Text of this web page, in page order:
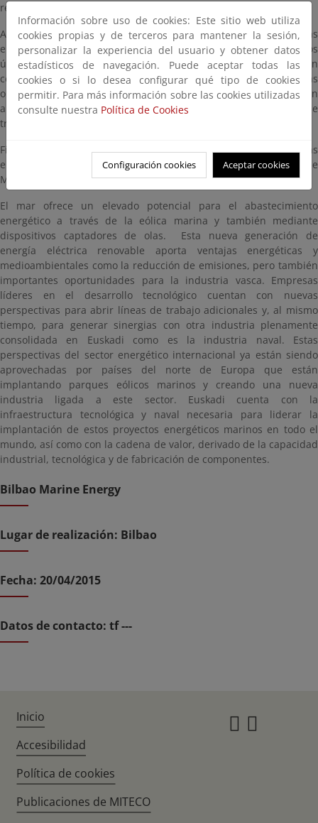
renovables marinas.
Acercándonos al final de la semana, el congreso se centrará en las
energías oceánicas con una primera sesión para dar a conocer los
últimos avances en turbinas de corrientes marinas y otra sesión
centrada en dispositivos de aprovechamiento de la energía de las
olas. Tras estas dos sesiones técnicas, el debate se centrará en
abordar aspectos tecnológicos, de reducción de costes y de
tramitación de permisos.
Finalmente la semana termina con una serie de visitas técnicas
entre las que destaca la de la planta de energía de las olas de
Mutriku y bimep.
El mar ofrece un elevado potencial para el abastecimiento
energético a través de la eólica marina y también mediante
dispositivos captadores de olas. Esta nueva generación de
energía eléctrica renovable aporta ventajas energéticas y
medioambientales como la reducción de emisiones, pero también
importantes oportunidades para la industria vasca. Empresas
líderes en el desarrollo tecnológico cuentan con nuevas
perspectivas para abrir líneas de trabajo adicionales y, al mismo
tiempo, para generar sinergias con otra industria plenamente
consolidada en Euskadi como es la industria naval. Estas
perspectivas del sector energético internacional ya están siendo
aprovechadas por países del norte de Europa que están
implantando parques eólicos marinos y creando una nueva
industria ligada a este sector. Euskadi cuenta con la
infraestructura tecnológica y naval necesaria para liderar la
implantación de estos proyectos energéticos marinos en todo el
mundo, así como con la cadena de valor, derivado de la capacidad
industrial, tecnológica y de fabricación de componentes.
Bilbao Marine Energy
Lugar de realización: Bilbao
Fecha: 20/04/2015
Datos de contacto: tf ---
Información sobre uso de cookies: Este sitio web utiliza
cookies propias y de terceros para mantener la sesión,
personalizar la experiencia del usuario y obtener datos
estadísticos de navegación. Puede aceptar todas las
cookies o si lo desea configurar qué tipo de cookies
permitir. Para más información sobre las cookies utilizadas
consulte nuestra Política de Cookies
Configuración cookies Aceptar cookies
Inicio
Accesibilidad
Política de cookies
Publicaciones de MITECO